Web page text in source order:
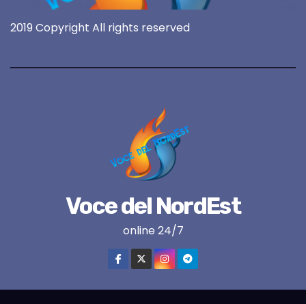
2019 Copyright All rights reserved
Voce del NordEst
online 24/7